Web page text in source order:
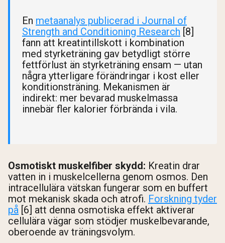
En metaanalys publicerad i Journal of
Strength and Conditioning Research [8]
fann att kreatintillskott i kombination
med styrketräning gav betydligt större
fettförlust än styrketräning ensam — utan
några ytterligare förändringar i kost eller
konditionsträning. Mekanismen är
indirekt: mer bevarad muskelmassa
innebär fler kalorier förbrända i vila.
Osmotiskt muskelfiber skydd: Kreatin drar
vatten in i muskelcellerna genom osmos. Den
intracellulära vätskan fungerar som en buffert
mot mekanisk skada och atrofi. Forskning tyder
på [6] att denna osmotiska effekt aktiverar
cellulära vägar som stödjer muskelbevarande,
oberoende av träningsvolym.
Shipping Country: Language:
Handla Nu